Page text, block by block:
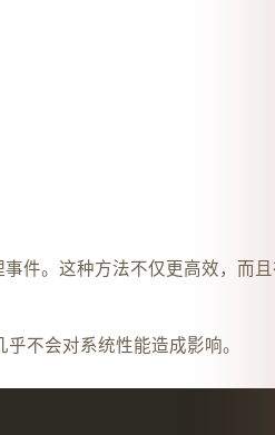
件。这种方法不仅更高效，而
不会对系统性能造成影响。